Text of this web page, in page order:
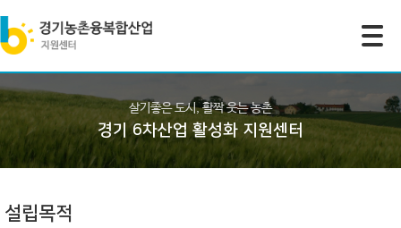
살기좋은 도시, 활짝 웃는 농촌
경기 6차산업 활성화 지원센터
설립목적